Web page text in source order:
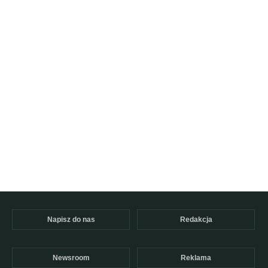
Napisz do nas Redakcja
Newsroom Reklama